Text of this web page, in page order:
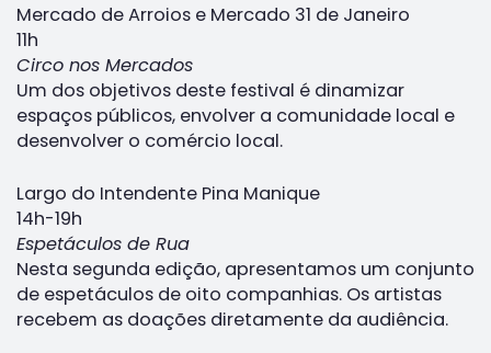
Mercado de Arroios e Mercado 31 de Janeiro
11h
Circo nos Mercados
Um dos objetivos deste festival é dinamizar
espaços públicos, envolver a comunidade local e
desenvolver o comércio local.
Largo do Intendente Pina Manique
14h-19h
Espetáculos de Rua
Nesta segunda edição, apresentamos um conjunto
de espetáculos de oito companhias. Os artistas
recebem as doações diretamente da audiência.